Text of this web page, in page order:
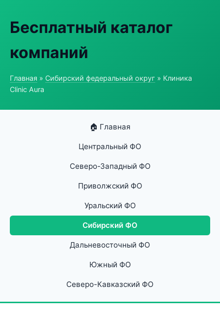
Бесплатный каталог
компаний
Главная » Сибирский федеральный округ » Клиника
Clinic Aura
🏠 Главная
Центральный ФО
Северо-Западный ФО
Приволжский ФО
Уральский ФО
Сибирский ФО
Дальневосточный ФО
Южный ФО
Северо-Кавказский ФО